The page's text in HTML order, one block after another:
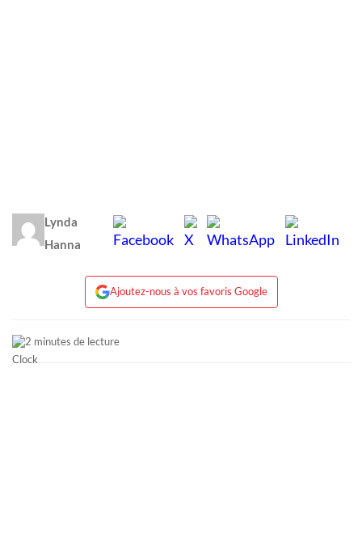
Lynda
Hanna
Ajoutez-nous à vos favoris Google
2 minutes de lecture